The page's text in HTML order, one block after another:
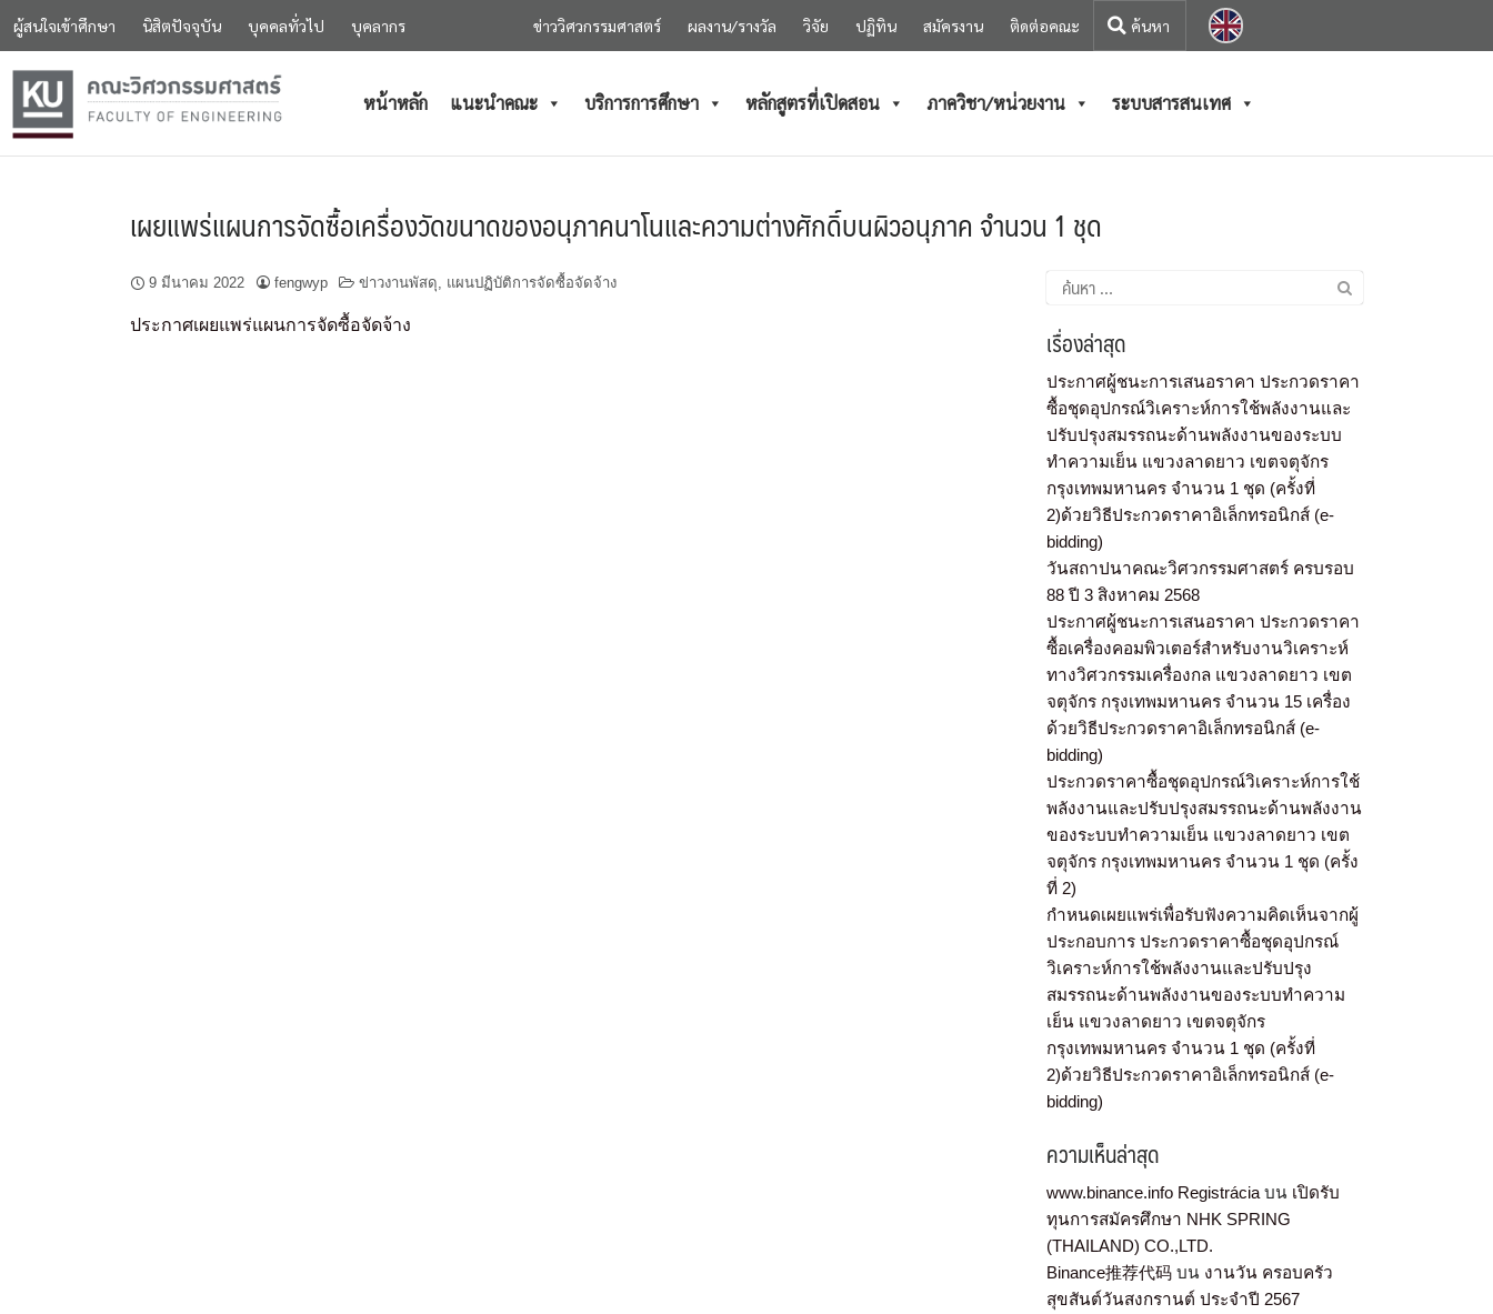
ผู้สนใจเข้าศึกษา นิสิตปัจจุบัน บุคคลทั่วไป บุคลากร ข่าววิศวกรรมศาสตร์ ผลงาน/รางวัล วิจัย ปฏิทิน สมัครงาน ติดต่อคณะ
หน้าหลัก แนะนำคณะ บริการการศึกษา หลักสูตรที่เปิดสอน ภาควิชา/หน่วยงาน ระบบสารสนเทศ
เผยแพร่แผนการจัดซื้อเครื่องวัดขนาดของอนุภาคนาโนและความต่างศักดิ์บนผิวอนุภาค จำนวน 1 ชุด
9 มีนาคม 2022 fengwyp ข่าวงานพัสดุ แผนปฏิบัติการจัดซื้อจัดจ้าง
ประกาศเผยแพร่แผนการจัดซื้อจัดจ้าง เรื่องล่าสุด
ประกาศผู้ชนะการเสนอราคา ประกวดราคา
ซื้อชุดอุปกรณ์วิเคราะห์การใช้พลังงานและ
ปรับปรุงสมรรถนะด้านพลังงานของระบบ
ทำความเย็น แขวงลาดยาว เขตจตุจักร
กรุงเทพมหานคร จำนวน 1 ชุด (ครั้งที่
2)ด้วยวิธีประกวดราคาอิเล็กทรอนิกส์ (e-
bidding)
วันสถาปนาคณะวิศวกรรมศาสตร์ ครบรอบ
88 ปี 3 สิงหาคม 2568
ประกาศผู้ชนะการเสนอราคา ประกวดราคา
ซื้อเครื่องคอมพิวเตอร์สำหรับงานวิเคราะห์
ทางวิศวกรรมเครื่องกล แขวงลาดยาว เขต
จตุจักร กรุงเทพมหานคร จำนวน 15 เครื่อง
ด้วยวิธีประกวดราคาอิเล็กทรอนิกส์ (e-
bidding)
ประกวดราคาซื้อชุดอุปกรณ์วิเคราะห์การใช้
พลังงานและปรับปรุงสมรรถนะด้านพลังงาน
ของระบบทำความเย็น แขวงลาดยาว เขต
จตุจักร กรุงเทพมหานคร จำนวน 1 ชุด (ครั้ง
ที่ 2)
กำหนดเผยแพร่เพื่อรับฟังความคิดเห็นจากผู้
ประกอบการ ประกวดราคาซื้อชุดอุปกรณ์
วิเคราะห์การใช้พลังงานและปรับปรุง
สมรรถนะด้านพลังงานของระบบทำความ
เย็น แขวงลาดยาว เขตจตุจักร
กรุงเทพมหานคร จำนวน 1 ชุด (ครั้งที่
2)ด้วยวิธีประกวดราคาอิเล็กทรอนิกส์ (e-
bidding)
ความเห็นล่าสุด
www.binance.info Registrácia บน เปิดรับ
ทุนการสมัครศึกษา NHK SPRING
(THAILAND) CO.,LTD.
Binance推荐代码 บน งานวัน ครอบครัว
สุขสันต์วันสงกรานต์ ประจำปี 2567